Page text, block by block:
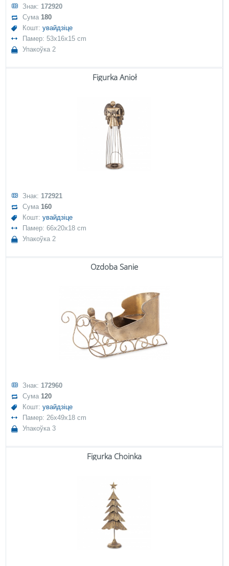
Знак: 172920
Сума180
Кошт:увайдзіце
Памер: 53x16x15 cm
Упакоўка 2
Figurka Anioł
Знак: 172921
Сума160
Кошт:увайдзіце
Памер: 66x20x18 cm
Упакоўка 2
Ozdoba Sanie
Знак: 172960
Сума120
Кошт:увайдзіце
Памер: 26x49x18 cm
Упакоўка 3
Figurka Choinka